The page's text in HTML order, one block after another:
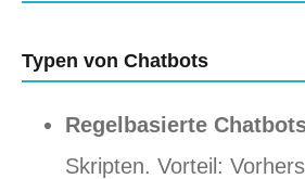
Typen von Chatbots
Regelbasierte
Skripten. Vorteil: